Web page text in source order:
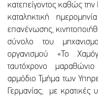
κατεπείγοντος καθώς
καταληκτική
επανένωσης,
σύνολο του
οργανισμού «Το
ταυτόχρονο
αρμόδιο Τμήμα των
Γερμανίας, με κρατικές